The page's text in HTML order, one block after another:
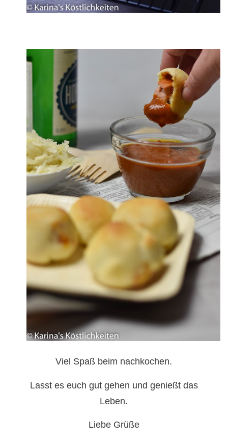
Viel Spaß beim nachkochen.
Lasst es euch gut gehen und genießt das
Leben.
Liebe Grüße